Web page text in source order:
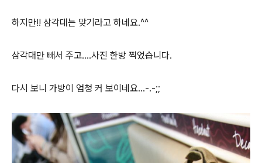
하지만!! 삼각대는 맞기라고 하네요.^^
삼각대만 빼서 주고....사진 한방 찍었습니다.
다시 보니 가방이 엄청 커 보이네요...-.-;;